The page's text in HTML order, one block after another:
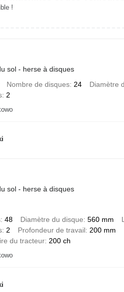
!
sol - herse à disques
Nombre de disques 24 Diamètre
2
sol - herse à disques
48 Diamètre du disque 560 mm
2 Profondeur de travail 200 mm
du tracteur 200 ch